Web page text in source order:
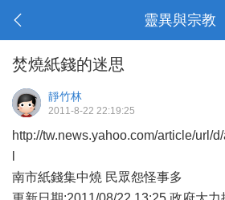
靈異與宗教
焚燒紙錢的迷思
靜竹林
2011-8-22 22:19:25
http://tw.news.yahoo.com/article/url/
南市紙錢集中燒 民眾怨怪事多